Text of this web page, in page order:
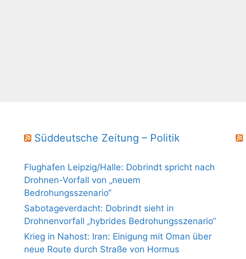
Süddeutsche Zeitung – Politik
Flughafen Leipzig/Halle: Dobrindt spricht nach
Drohnen-Vorfall von „neuem
Bedrohungsszenario“
Sabotageverdacht: Dobrindt sieht in
Drohnenvorfall „hybrides Bedrohungsszenario“
Krieg in Nahost: Iran: Einigung mit Oman über
neue Route durch Straße von Hormus